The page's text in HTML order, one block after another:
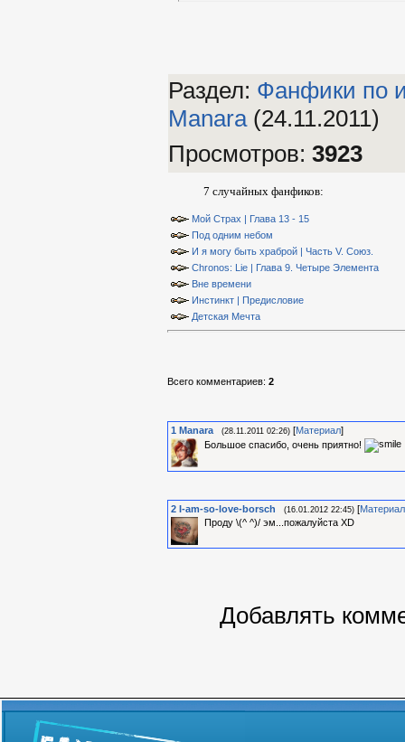
Раздел: Фанфики по
Manara(24.11.2011)
Просмотров: 3923
7 случайных фанфиков:
Мой Страх | Глава 13 - 15
Под одним небом
И я могу быть храброй | Часть V. Союз.
Chronos: Lie | Глава 9. Четыре Элемента
Вне времени
Инстинкт | Предисловие
Детская Мечта
Всего комментариев: 2
1 Manara (28.11.2011 02:26) [Материал]
Большое спасибо, очень приятно!
2 I-am-so-love-borsch (16.01.2012 22:45) [Материал
Проду \(^ ^)/ эм...пожалуйста XD
Добавлять